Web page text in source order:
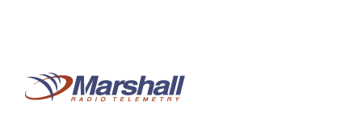
выбрать
на
странице